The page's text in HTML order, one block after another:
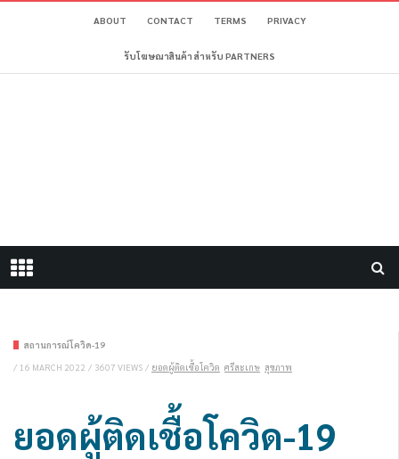
ABOUT CONTACT TERMS PRIVACY
รับโฆษณาสินค้า สำหรับ PARTNERS
สถานการณ์โควิด-19
/ 16 MARCH 2022 / 3607 VIEWS / ยอดผู้ติดเชื้อโควิด ศรีสะเกษ สุขภาพ
ยอดผู้ติดเชื้อโควิด-19